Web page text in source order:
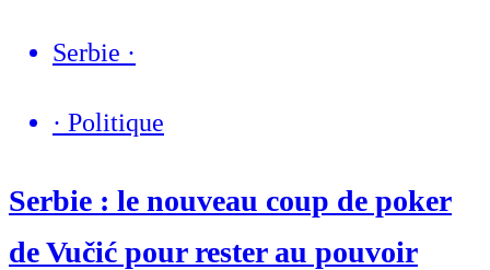
Serbie ·
· Politique
Serbie : le nouveau coup de poker
de Vučić pour rester au pouvoir